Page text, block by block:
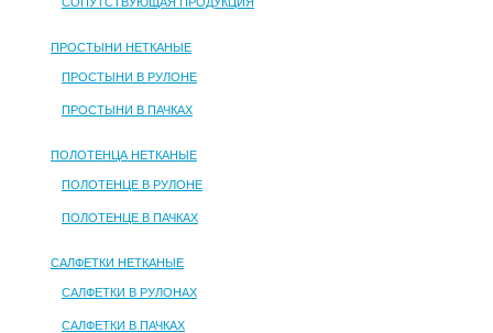
ПРОСТЫНИ НЕТКАНЫЕ
ПРОСТЫНИ В РУЛОНЕ
ПРОСТЫНИ В ПАЧКАХ
ПОЛОТЕНЦА НЕТКАНЫЕ
ПОЛОТЕНЦЕ В РУЛОНЕ
ПОЛОТЕНЦЕ В ПАЧКАХ
САЛФЕТКИ НЕТКАНЫЕ
САЛФЕТКИ В РУЛОНАХ
САЛФЕТКИ В ПАЧКАХ